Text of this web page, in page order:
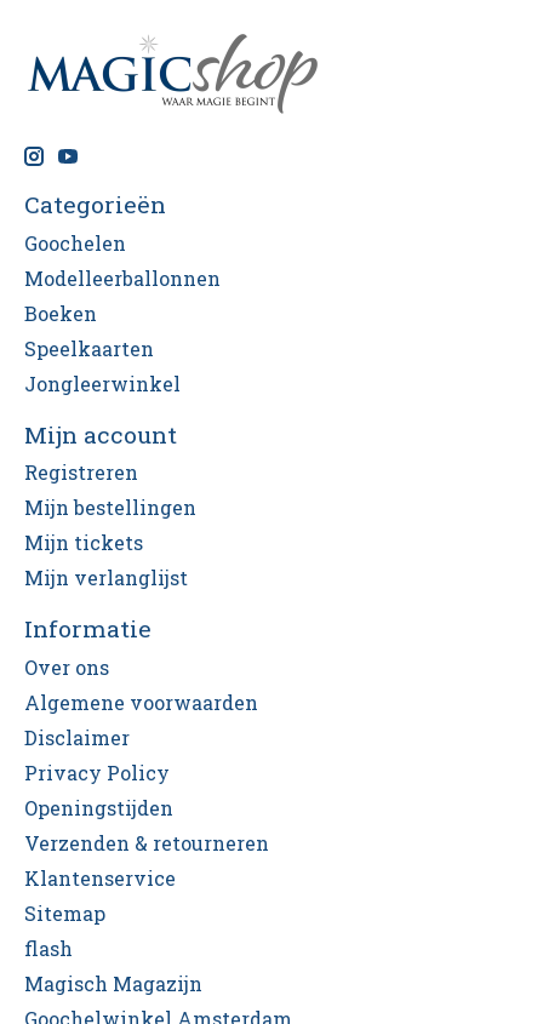
Categorieën
Goochelen
Modelleerballonnen
Boeken
Speelkaarten
Jongleerwinkel
Mijn account
Registreren
Mijn bestellingen
Mijn tickets
Mijn verlanglijst
Informatie
Over ons
Algemene voorwaarden
Disclaimer
Privacy Policy
Openingstijden
Verzenden & retourneren
Klantenservice
Sitemap
flash
Magisch Magazijn
Goochelwinkel Amsterdam